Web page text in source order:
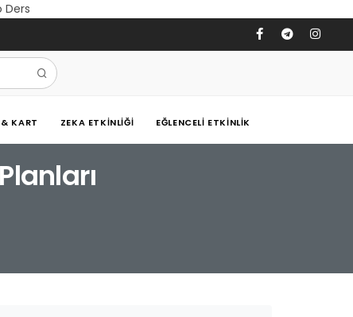
Ders
KART ZEKA ETKINLIĞI EĞLENCELI ETKINLIK